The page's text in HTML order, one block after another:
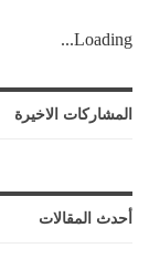
Loading...
المشاركات الاخيرة
أحدث المقالات